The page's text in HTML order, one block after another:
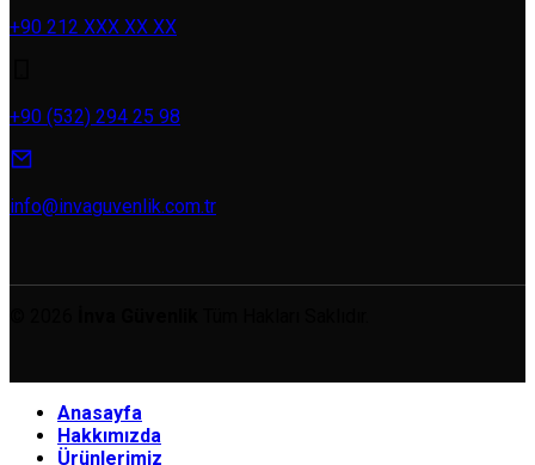
+90 212 XXX XX XX
+90 (532) 294 25 98
info@invaguvenlik.com.tr
Anasayfa
Hakkımızda
Ürünlerimiz